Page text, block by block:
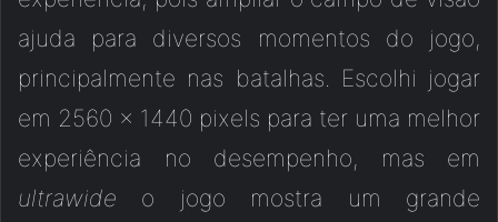
ajuda para diversos momentos do jogo,
principalmente nas batalhas. Escolhi jogar
em 2560 x 1440 pixels para ter uma melhor
experiência no desempenho, mas em
ultrawide o jogo mostra um grande